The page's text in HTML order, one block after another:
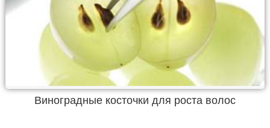
Виноградные косточки для роста волос